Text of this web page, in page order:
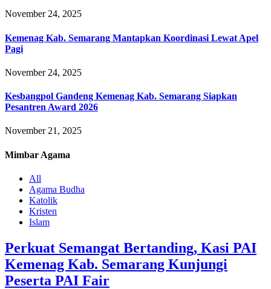
November 24, 2025
Kemenag Kab. Semarang Mantapkan Koordinasi Lewat Apel
Pagi
November 24, 2025
Kesbangpol Gandeng Kemenag Kab. Semarang Siapkan
Pesantren Award 2026
November 21, 2025
Mimbar Agama
All
Agama Budha
Katolik
Kristen
Islam
Perkuat Semangat Bertanding, Kasi PAI
Kemenag Kab. Semarang Kunjungi
Peserta PAI Fair